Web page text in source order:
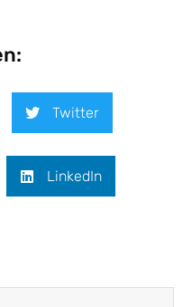
Twitter
LinkedIn